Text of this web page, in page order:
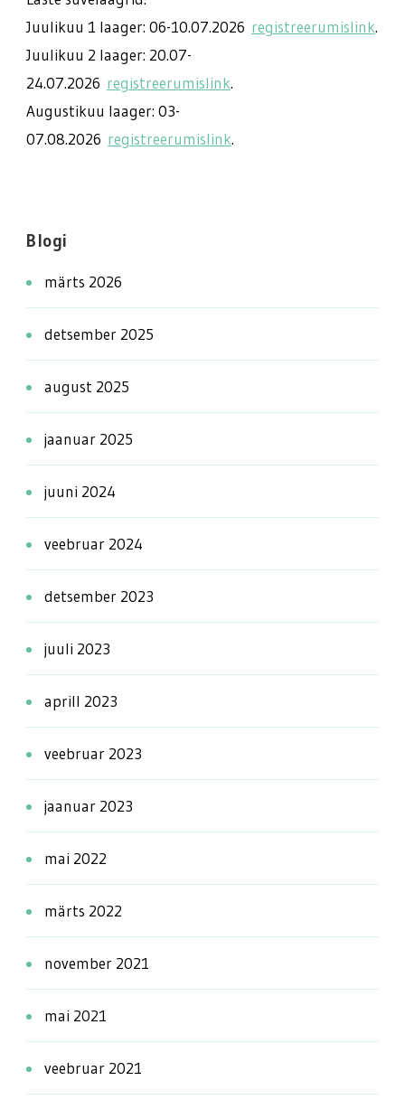
Juulikuu 1 laager: 06-10.07.2026 registreerumislink.
Juulikuu 2 laager: 20.07-
24.07.2026 registreerumislink.
Augustikuu laager: 03-
07.08.2026 registreerumislink.
Blogi
märts 2026
detsember 2025
august 2025
jaanuar 2025
juuni 2024
veebruar 2024
detsember 2023
juuli 2023
aprill 2023
veebruar 2023
jaanuar 2023
mai 2022
märts 2022
november 2021
mai 2021
veebruar 2021